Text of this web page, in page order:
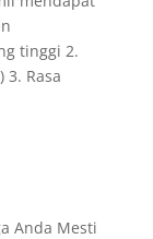
tinggi 2.
Rasa
Anda Mesti